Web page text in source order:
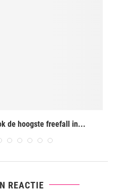
de hoogste freefall in...
REACTIE